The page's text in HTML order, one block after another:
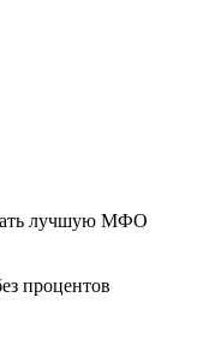
лучшую МФО
процентов